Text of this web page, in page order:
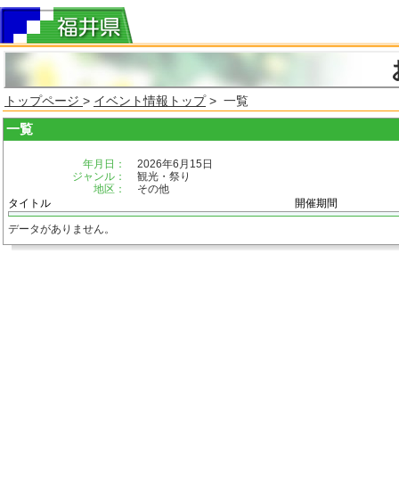
トップページ > イベント情報トップ> 一覧
一覧
年月日：
2026年6月15日
ジャンル：
観光・祭り
地区：
その他
タイトル
開催期間
データがありません。